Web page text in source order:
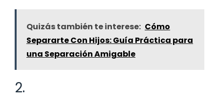
Quizás también te interese: Cómo
Separarte Con Hijos: Guía Práctica para
una Separación Amigable
2.